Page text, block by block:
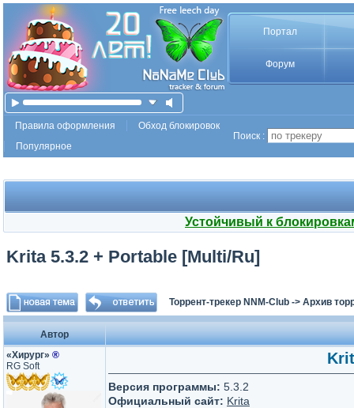
Портал
Форум
Правила оформления
Обход блокировок
Популярное
Поиск :
Устойчивый к
Krita 5.3.2 + Portable [Multi/Ru]
Торрент-трекер NNM-Club -> Архив
Автор
«Хирург» ®
RG Soft
Версия программы: 5.3.2
Официальный сайт: Krita